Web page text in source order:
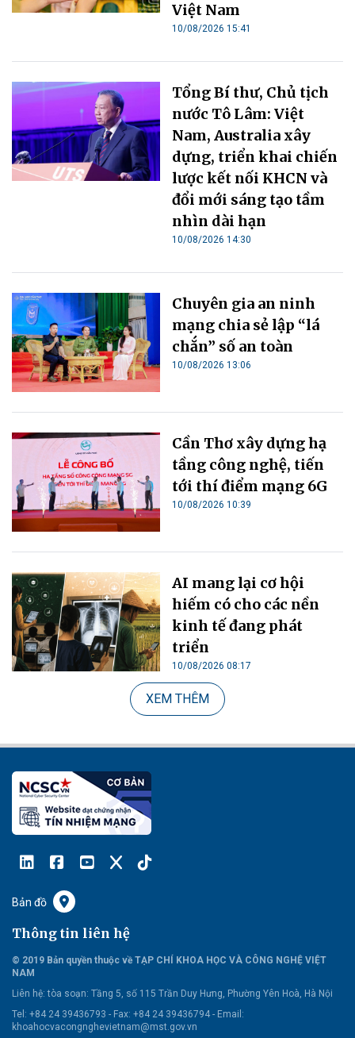
Việt Nam
10/08/2026 15:41
Tổng Bí thư, Chủ tịch
nước Tô Lâm: Việt
Nam, Australia xây
dựng, triển khai chiến
lược kết nối KHCN và
đổi mới sáng tạo tầm
nhìn dài hạn
10/08/2026 14:30
Chuyên gia an ninh
mạng chia sẻ lập “lá
chắn” số an toàn
10/08/2026 13:06
Cần Thơ xây dựng hạ
tầng công nghệ, tiến
tới thí điểm mạng 6G
10/08/2026 10:39
AI mang lại cơ hội
hiếm có cho các nền
kinh tế đang phát
triển
10/08/2026 08:17
XEM THÊM
Bản đồ
Thông tin liên hệ
© 2019 Bản quyền thuộc về TẠP CHÍ KHOA HỌC VÀ CÔNG NGHỆ VIỆT
NAM
Liên hệ: tòa soạn: Tầng 5, số 115 Trần Duy Hưng, Phường Yên Hoà, Hà Nội
Tel: +84 24 39436793 - Fax: +84 24 39436794 - Email:
khoahocvacongnghevietnam@mst.gov.vn